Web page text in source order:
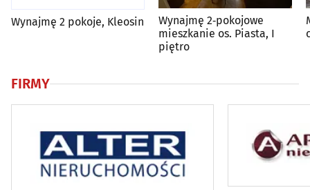
Wynajmę 2 pokoje, Kleosin
Wynajmę 2‑pokojowe
mieszkanie os. Piasta, I
piętro
FIRMY